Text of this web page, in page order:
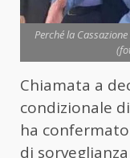
Perché la
Chiamata a
condizionale
ha
di